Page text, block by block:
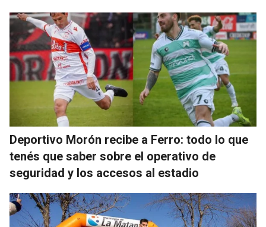
Deportivo Morón recibe a Ferro: todo lo que
tenés que saber sobre el operativo de
seguridad y los accesos al estadio